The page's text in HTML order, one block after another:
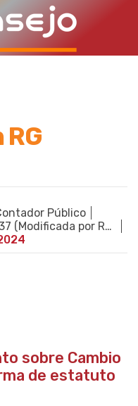
Público
Modelos de informes según RT 37 (Modificada por RT 53)
sobre Cambio
de estatuto